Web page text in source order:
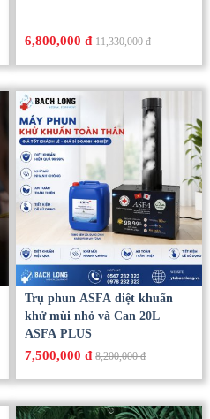
Máy tạo oxy OXYGEN M50
6,800,000 đ 11,330,000 đ
Trụ phun ASFA diệt khuẩn